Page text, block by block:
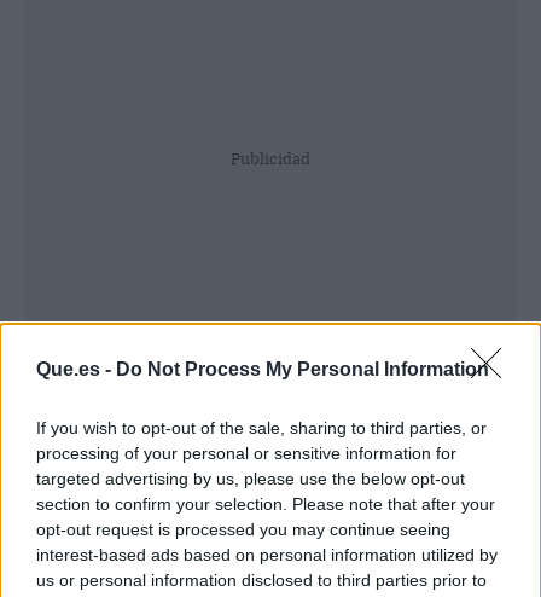
Que.es - Do Not Process My Personal Information
If you wish to opt-out of the sale, sharing to third parties, or
processing of your personal or sensitive information for
targeted advertising by us, please use the below opt-out
section to confirm your selection. Please note that after your
opt-out request is processed you may continue seeing
interest-based ads based on personal information utilized by
us or personal information disclosed to third parties prior to
Publicidad
Por el contrario, su recorrido de crecimiento en
entradas en tiendas se ha mostrado estable, con